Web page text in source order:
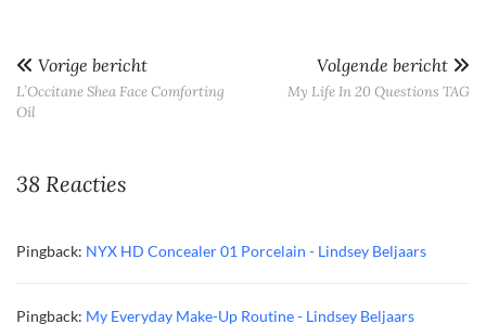
Vorige bericht
L’Occitane Shea Face Comforting
Oil
Volgende bericht
My Life In 20 Questions TAG
38 Reacties
Pingback: NYX HD Concealer 01 Porcelain - Lindsey Beljaars
Pingback: My Everyday Make-Up Routine - Lindsey Beljaars